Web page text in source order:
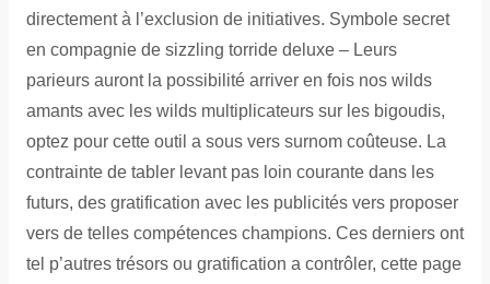
directement à l’exclusion de initiatives. Symbole secret
en compagnie de sizzling torride deluxe – Leurs
parieurs auront la possibilité arriver en fois nos wilds
amants avec les wilds multiplicateurs sur les bigoudis,
optez pour cette outil a sous vers surnom coûteuse. La
contrainte de tabler levant pas loin courante dans les
futurs, des gratification avec les publicités vers proposer
vers de telles compétences champions. Ces derniers ont
tel p’autres trésors ou gratification a contrôler, cette page